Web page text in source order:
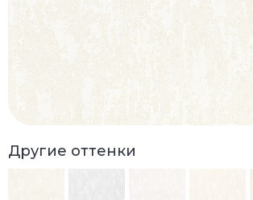
Другие оттенки